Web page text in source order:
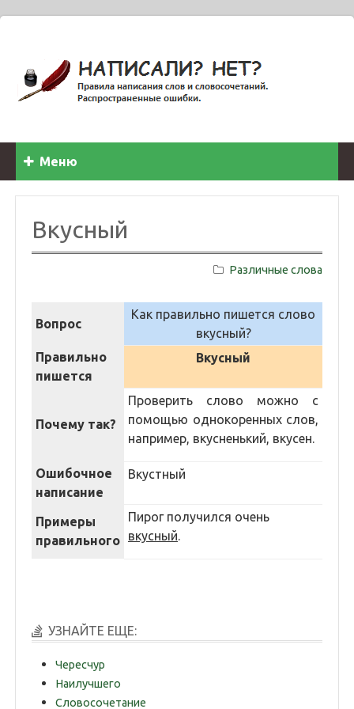
Меню
Вкусный
Различные слова
Вопрос
Как правильно пишется слово
вкусный?
Правильно
пишется
Вкусный
Почему так?
Проверить слово можно с
помощью однокоренных слов,
например, вкусненький, вкусен.
Ошибочное
написание
Вкустный
Примеры
правильного
Пирог получился очень
вкусный.
УЗНАЙТЕ ЕЩЕ:
Чересчур
Наилучшего
Словосочетание